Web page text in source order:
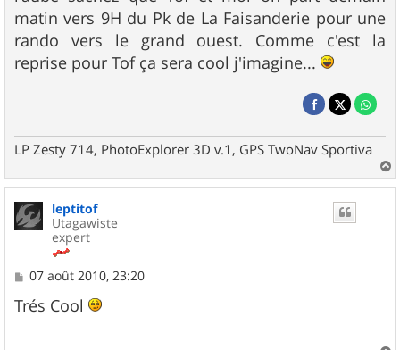
matin vers 9H du Pk de La Faisanderie pour une
rando vers le grand ouest. Comme c'est la
reprise pour Tof ça sera cool j'imagine...
LP Zesty 714, PhotoExplorer 3D v.1, GPS TwoNav Sportiva
a
u
leptitof
Utagawiste
expert
M
s
s
07 août 2010, 23:20
Trés Cool